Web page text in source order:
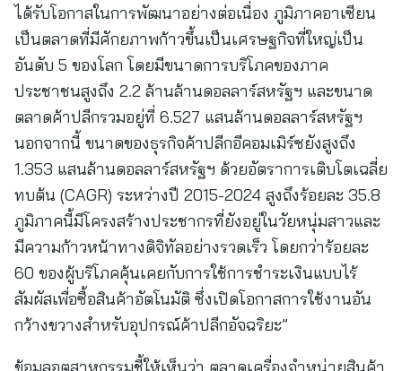
ได้รับโอกาสในการพัฒนาอย่างต่อเนื่อง ภูมิภาคอาเซียน
เป็นตลาดที่มีศักยภาพก้าวขึ้นเป็นเศรษฐกิจที่ใหญ่เป็น
อันดับ 5 ของโลก โดยมีขนาดการบริโภคของภาค
ประชาชนสูงถึง 2.2 ล้านล้านดอลลาร์สหรัฐฯ และขนาด
ตลาดค้าปลีกรวมอยู่ที่ 6.527 แสนล้านดอลลาร์สหรัฐฯ
นอกจากนี้ ขนาดของธุรกิจค้าปลีกอีคอมเมิร์ซยังสูงถึง
1.353 แสนล้านดอลลาร์สหรัฐฯ ด้วยอัตราการเติบโตเฉลี่ย
ทบต้น (CAGR) ระหว่างปี 2015-2024 สูงถึงร้อยละ 35.8
ภูมิภาคนี้มีโครงสร้างประชากรที่ยังอยู่ในวัยหนุ่มสาวและ
มีความก้าวหน้าทางดิจิทัลอย่างรวดเร็ว โดยกว่าร้อยละ
60 ของผู้บริโภคคุ้นเคยกับการใช้การชำระเงินแบบไร้
สัมผัสเพื่อซื้อสินค้าอัตโนมัติ ซึ่งเปิดโอกาสการใช้งานอัน
กว้างขวางสำหรับอุปกรณ์ค้าปลีกอัจฉริยะ”